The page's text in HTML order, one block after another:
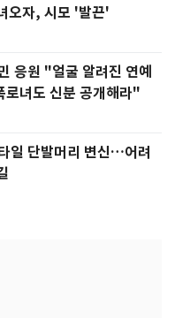
오자, 시모 '발끈'
응원 "얼굴 알려진 연예
녀도 신분 공개해라"
일 단발머리 변신…어려